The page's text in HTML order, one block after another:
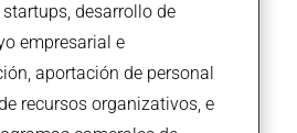
desarrollo de
empresarial e
aportación de personal
recursos organizativos, e